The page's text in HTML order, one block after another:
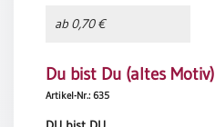
Restbestände
Bücher
Broschüren
Urkundenscheine
ab 0,70 €
Du bist Du (altes Motiv)
Artikel-Nr.: 635